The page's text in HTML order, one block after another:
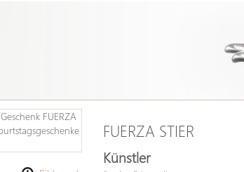
FUERZA STIER
Künstler